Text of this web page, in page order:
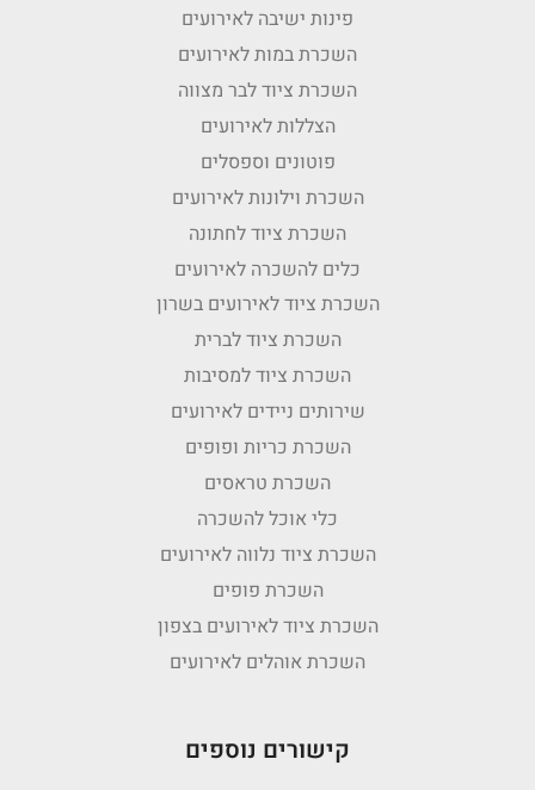
פינות ישיבה לאירועים
השכרת במות לאירועים
השכרת ציוד לבר מצווה
הצללות לאירועים
פוטונים וספסלים
השכרת וילונות לאירועים
השכרת ציוד לחתונה
כלים להשכרה לאירועים
השכרת ציוד לאירועים בשרון
השכרת ציוד לברית
השכרת ציוד למסיבות
שירותים ניידים לאירועים
השכרת כריות ופופים
השכרת טראסים
כלי אוכל להשכרה
השכרת ציוד נלווה לאירועים
השכרת פופים
השכרת ציוד לאירועים בצפון
השכרת אוהלים לאירועים
קישורים נוספים